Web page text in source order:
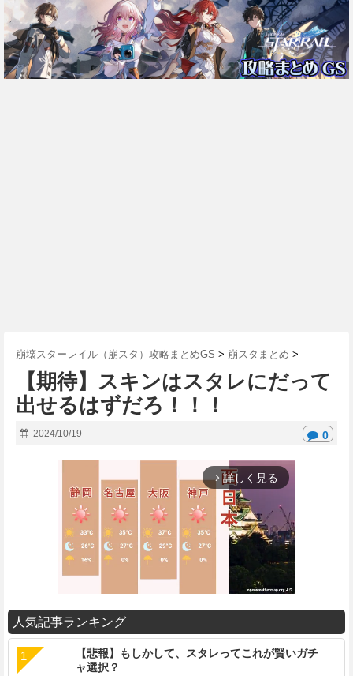
崩壊スターレイル（崩スタ）攻略まとめGS > 崩スタまとめ >
【期待】スキンはスタレにだって
出せるはずだろ！！！
2024/10/19 0
arrow_forward_ios 詳しく見る
M
u
人気記事ランキング
【悲報】もしかして、スタレってこれが賢いガチ
ャ選択？